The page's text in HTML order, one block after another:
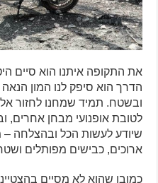
את התקופה איתנו הוא סיים
הדרך הוא סיפק לנו המון
ובשטח. תמיד שמחנו לחזור
לטובת אופנועי מבחן אחרים,
שיודע לעשות הכל ובהצלחה –
ארוכים, כבישים מפותלים
כמובן שהוא לא מסיים